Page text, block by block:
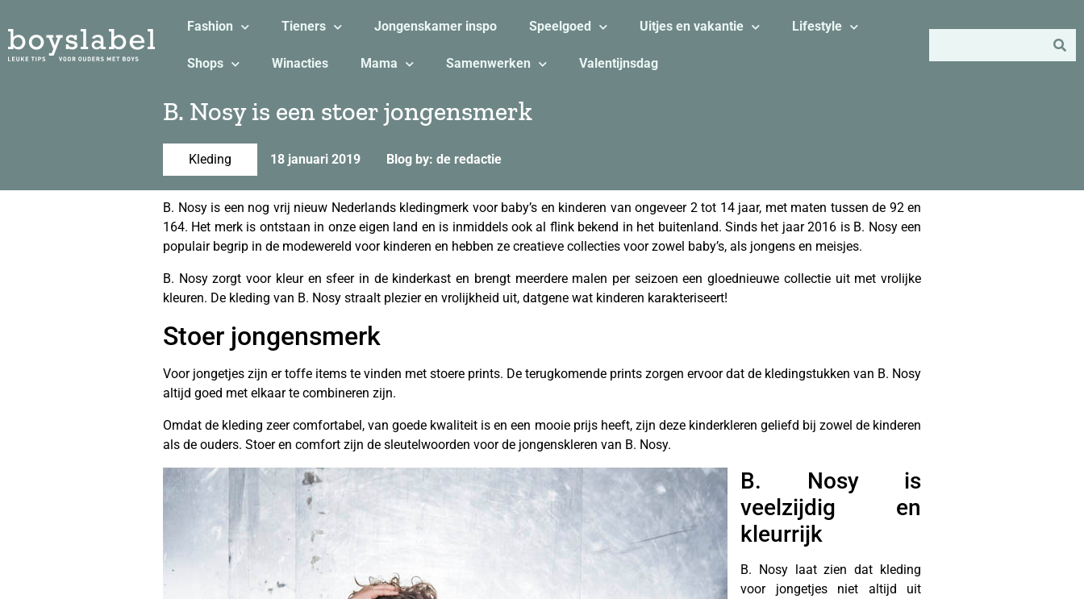
Fashion Tieners Jongenskamer inspo Speelgoed Uitjes en vakantie Lifestyle
Shops Winacties Mama Samenwerken Valentijnsdag
B. Nosy is een stoer jongensmerk
Kleding 18 januari 2019 Blog by: de redactie
B. Nosy is een nog vrij nieuw Nederlands kledingmerk voor baby’s en kinderen van ongeveer 2 tot 14 jaar, met maten tussen de 92 en
164. Het merk is ontstaan in onze eigen land en is inmiddels ook al flink bekend in het buitenland. Sinds het jaar 2016 is B. Nosy een
populair begrip in de modewereld voor kinderen en hebben ze creatieve collecties voor zowel baby’s, als jongens en meisjes.
B. Nosy zorgt voor kleur en sfeer in de kinderkast en brengt meerdere malen per seizoen een gloednieuwe collectie uit met vrolijke
kleuren. De kleding van B. Nosy straalt plezier en vrolijkheid uit, datgene wat kinderen karakteriseert!
Stoer jongensmerk
Voor jongetjes zijn er toffe items te vinden met stoere prints. De terugkomende prints zorgen ervoor dat de kledingstukken van B. Nosy
altijd goed met elkaar te combineren zijn.
Omdat de kleding zeer comfortabel, van goede kwaliteit is en een mooie prijs heeft, zijn deze kinderkleren geliefd bij zowel de kinderen
als de ouders. Stoer en comfort zijn de sleutelwoorden voor de jongenskleren van B. Nosy.
B. Nosy is
veelzijdig en
kleurrijk
B. Nosy laat zien dat kleding
voor jongetjes niet altijd uit